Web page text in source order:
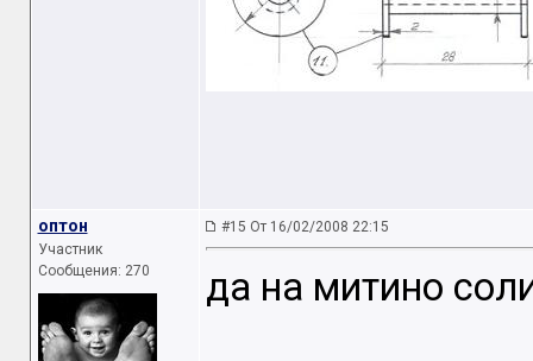
оптон
Участник
Сообщения: 270
#15 От 16/02/2008 22:15
да на митино